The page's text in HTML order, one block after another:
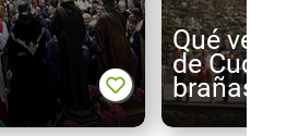
Qué ver
de
brañas.